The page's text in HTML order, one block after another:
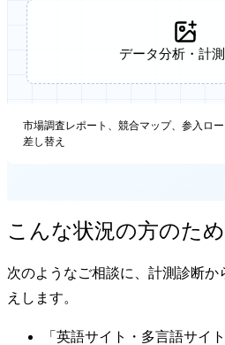
データ分析・計
市場調査レポート、競合マップ、参入ロ
差し替え
こんな状況の方のた
次のようなご相談に、計測診断
えします。
「英語サイト・多言語サイ